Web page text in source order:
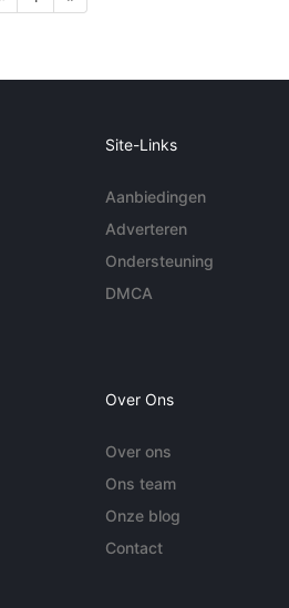
Site-Links
Aanbiedingen
Adverteren
Ondersteuning
DMCA
Over Ons
Over ons
Ons team
Onze blog
Contact